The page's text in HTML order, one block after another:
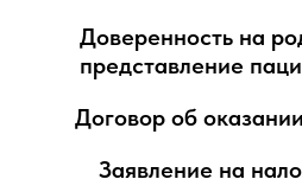
Доверенность на
представление
Договор об
Заявление на